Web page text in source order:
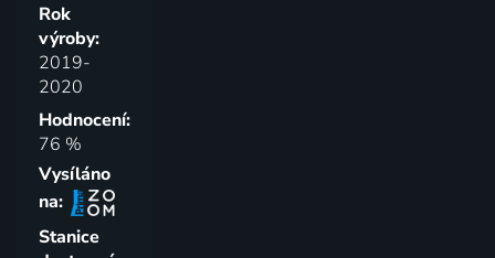
Rok
výroby:
2019-
2020
Hodnocení:
76 %
Vysíláno
na:
Stanice